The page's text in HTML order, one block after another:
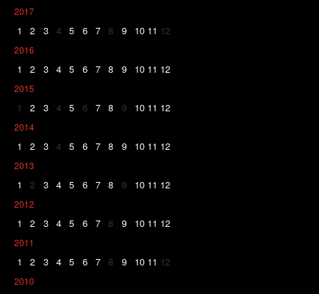
2017
1 2 3 4 5 6 7 8 9 10 11 12
2016
1 2 3 4 5 6 7 8 9 10 11 12
2015
1 2 3 4 5 6 7 8 9 10 11 12
2014
1 2 3 4 5 6 7 8 9 10 11 12
2013
1 2 3 4 5 6 7 8 9 10 11 12
2012
1 2 3 4 5 6 7 8 9 10 11 12
2011
1 2 3 4 5 6 7 8 9 10 11 12
2010